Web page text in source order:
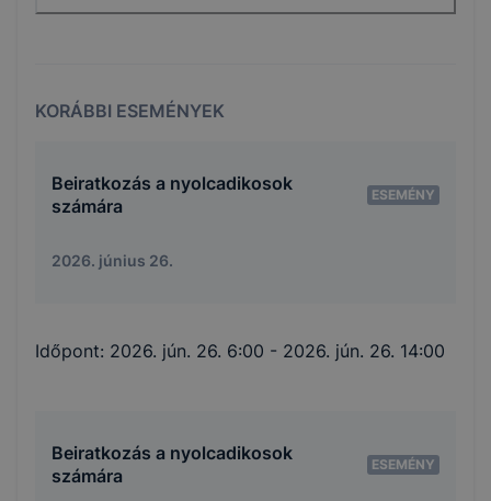
KORÁBBI ESEMÉNYEK
Beiratkozás a nyolcadikosok
számára
ESEMÉNY
2026. június 26.
Időpont: 2026. jún. 26. 6:00 - 2026. jún. 26. 14:00
Beiratkozás a nyolcadikosok
számára
ESEMÉNY